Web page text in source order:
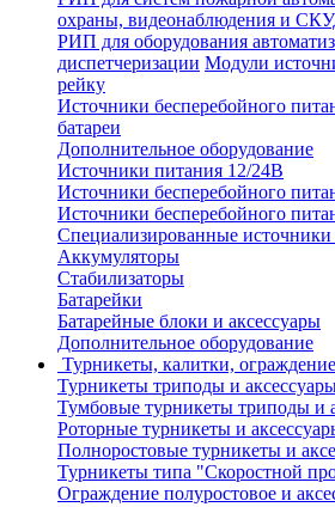
охраны, видеонаблюдения и
РИП для оборудования
диспетчеризации Модули
рейку
Источники бесперебойного
батареи
Дополнительное оборудование
Источники питания 12/24В
Источники бесперебойного
Источники бесперебойного
Специализированные источники
Аккумуляторы
Стабилизаторы
Батарейки
Батарейные блоки и аксессуары
Дополнительное оборудование
Турникеты, калитки, ограждение
Турникеты триподы и
Тумбовые турникеты триподы и
Роторные турникеты и
Полноростовые турникеты и
Турникеты типа "Скоростной
Ограждение полуростовое и